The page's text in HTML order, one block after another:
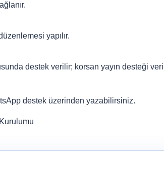
yapılır.
destek verilir; korsan yayın desteği
destek üzerinden yazabilirsiniz.